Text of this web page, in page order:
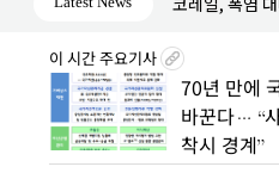
코레일, 폭염
이 시간 주요기사
70년 만에 국가자산
바꾼다… “사상 최대
착시 경계”